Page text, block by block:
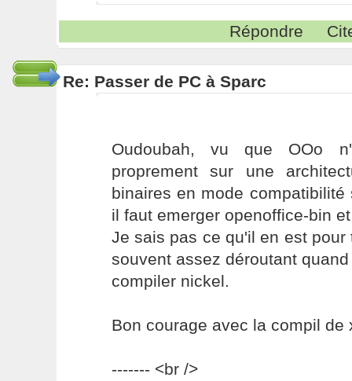
Répondre
Re: Passer de PC à Sparc
Oudoubah, vu que OOo
proprement sur une
binaires en mode
il faut emerger openoffice-bin
Je sais pas ce qu'il en est
souvent assez déroutant
compiler nickel.
Bon courage avec la compil de
------- <br />